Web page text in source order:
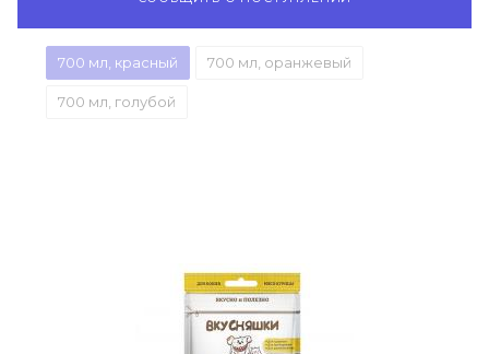
700 мл, красный 700 мл, оранжевый
700 мл, голубой